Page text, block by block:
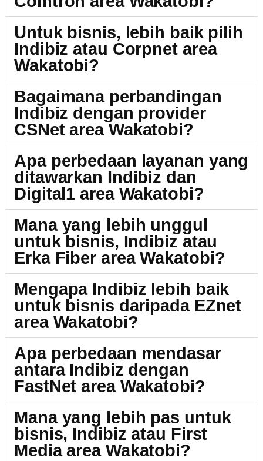
Untuk bisnis, lebih baik pilih
Indibiz atau Corpnet area
Wakatobi?
Bagaimana perbandingan
Indibiz dengan provider
CSNet area Wakatobi?
Apa perbedaan layanan yang
ditawarkan Indibiz dan
Digital1 area Wakatobi?
Mana yang lebih unggul
untuk bisnis, Indibiz atau
Erka Fiber area Wakatobi?
Mengapa Indibiz lebih baik
untuk bisnis daripada EZnet
area Wakatobi?
Apa perbedaan mendasar
antara Indibiz dengan
FastNet area Wakatobi?
Mana yang lebih pas untuk
bisnis, Indibiz atau First
Media area Wakatobi?